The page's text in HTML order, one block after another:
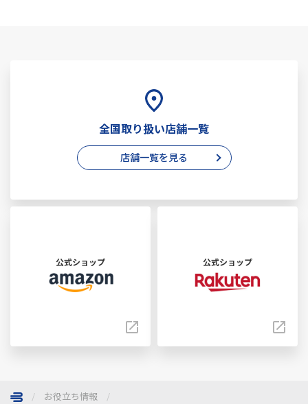
全国取り扱い店舗一覧
店舗一覧を見る
公式ショップ 公式ショップ
お役立ち情報